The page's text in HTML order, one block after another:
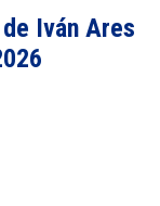
Iván Ares